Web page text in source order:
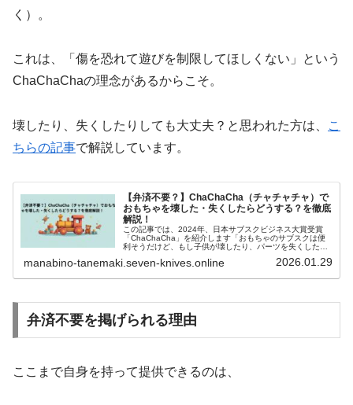
く）。
これは、「傷を恐れて遊びを制限してほしくない」という
ChaChaChaの理念があるからこそ。
壊したり、失くしたりしても大丈夫？と思われた方は、
こ
ちらの記事で解説しています。
【弁済不要？】ChaChaCha（チャチャチャ）で
おもちゃを壊した・失くしたらどうする？を徹底
解説！
この記事では、2024年、日本サブスクビジネス大賞受賞
「ChaChaCha」を紹介します「おもちゃのサブスクは便
利そうだけど、もし子供が壊したり、パーツを失くしたり
歩踏み出せずにいませんか...
manabino-tanemaki.seven-knives.online 2026.01.29
弁済不要を掲げられる理由
ここまで自身を持って提供できるのは、